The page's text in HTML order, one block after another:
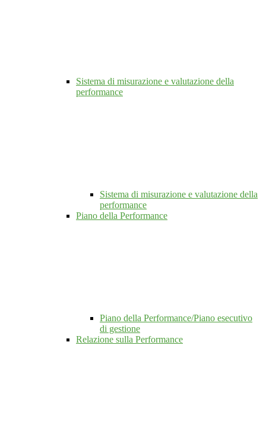
Sistema di misurazione e valutazione della
performance
Sistema di misurazione e valutazione della
performance
Piano della Performance
Piano della Performance/Piano esecutivo
di gestione
Relazione sulla Performance